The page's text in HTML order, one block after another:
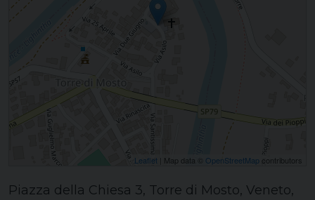
Leaflet | Map data © OpenStreetMap contributors
Piazza della Chiesa 3, Torre di Mosto, Veneto,